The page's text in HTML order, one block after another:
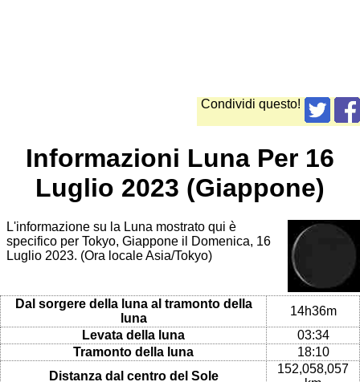
Condividi questo!
Informazioni Luna Per 16
Luglio 2023 (Giappone)
L'informazione su la Luna mostrato qui è
specifico per Tokyo, Giappone il Domenica, 16
Luglio 2023. (Ora locale Asia/Tokyo)
Dal sorgere della luna al tramonto della
luna
14h36m
Levata della luna
03:34
Tramonto della luna
18:10
Distanza dal centro del Sole
152,058,057